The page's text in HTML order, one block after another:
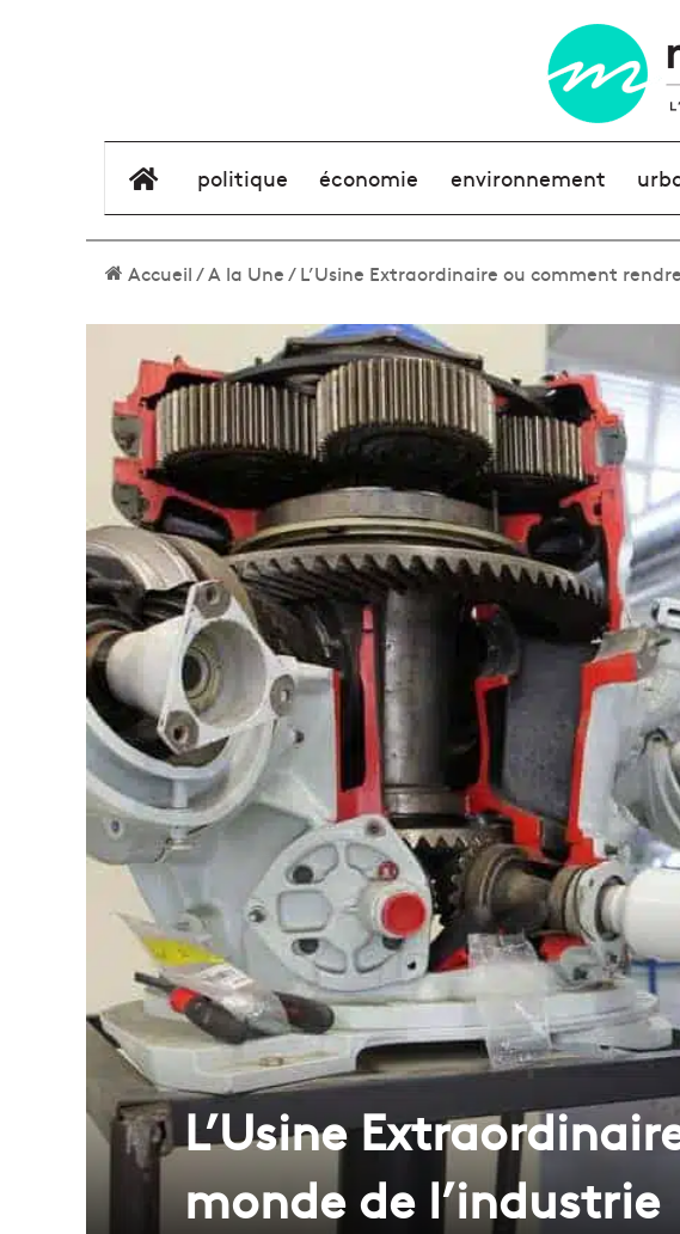
élément de menu
politique économie environnement
Accueil/A la Une/L’Usine Extraordinaire ou comment
L’Usine
monde de l’industrie